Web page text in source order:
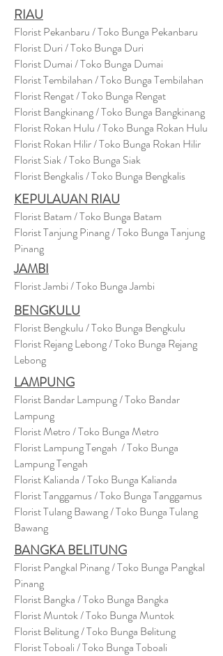
RIAU
Florist Pekanbaru / Toko Bunga Pekanbaru
Florist Duri / Toko Bunga Duri
Florist Dumai / Toko Bunga Dumai
Florist Tembilahan / Toko Bunga Tembilahan
Florist Rengat / Toko Bunga Rengat
Florist Bangkinang / Toko Bunga Bangkinang
Florist Rokan Hulu / Toko Bunga Rokan Hulu
Florist Rokan Hilir / Toko Bunga Rokan Hilir
Florist Siak / Toko Bunga Siak
Florist Bengkalis / Toko Bunga Bengkalis
KEPULAUAN RIAU
Florist Batam / Toko Bunga Batam
Florist Tanjung Pinang / Toko Bunga Tanjung
Pinang
JAMBI
Florist Jambi / Toko Bunga Jambi
BENGKULU
Florist Bengkulu / Toko Bunga Bengkulu
Florist Rejang Lebong / Toko Bunga Rejang
Lebong
LAMPUNG
Florist Bandar Lampung / Toko Bandar
Lampung
Florist Metro / Toko Bunga Metro
Florist Lampung Tengah / Toko Bunga
Lampung Tengah
Florist Kalianda / Toko Bunga Kalianda
Florist Tanggamus / Toko Bunga Tanggamus
Florist Tulang Bawang / Toko Bunga Tulang
Bawang
BANGKA BELITUNG
Florist Pangkal Pinang / Toko Bunga Pangkal
Pinang
Florist Bangka / Toko Bunga Bangka
Florist Muntok / Toko Bunga Muntok
Florist Belitung / Toko Bunga Belitung
Florist Toboali / Toko Bunga Toboali